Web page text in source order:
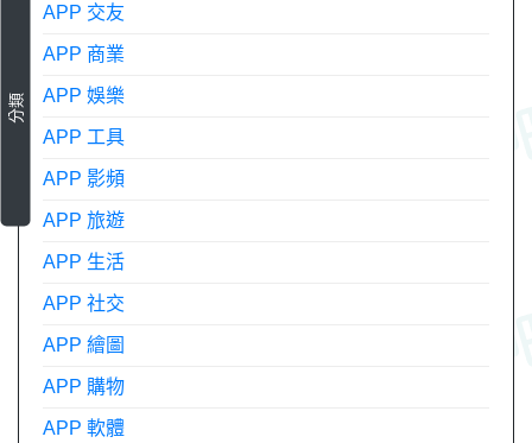
分類
APP 交友
APP 商業
APP 娛樂
APP 工具
APP 影頻
APP 旅遊
APP 生活
APP 社交
APP 繪圖
APP 購物
APP 軟體